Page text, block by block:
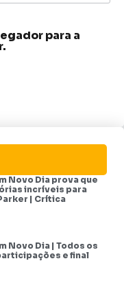
para a
Novo Dia prova que
incríveis para
| Crítica
Novo Dia | Todos os
e final